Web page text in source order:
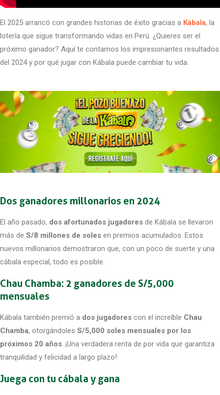
El 2025 arrancó con grandes historias de éxito gracias a Kábala, la
lotería que sigue transformando vidas en Perú. ¿Quieres ser el
próximo ganador? Aquí te contamos los impresionantes resultados
del 2024 y por qué jugar con Kábala puede cambiar tu vida.
Dos ganadores millonarios en 2024
El año pasado, dos afortunados jugadores de Kábala se llevaron
más de S/8 millones de soles en premios acumulados. Estos
nuevos millonarios demostraron que, con un poco de suerte y una
cábala especial, todo es posible.
Chau Chamba: 2 ganadores de S/5,000
mensuales
Kábala también premió a dos jugadores con el increíble Chau
Chamba, otorgándoles S/5,000 soles mensuales por los
próximos 20 años. ¡Una verdadera renta de por vida que garantiza
tranquilidad y felicidad a largo plazo!
Juega con tu cábala y gana